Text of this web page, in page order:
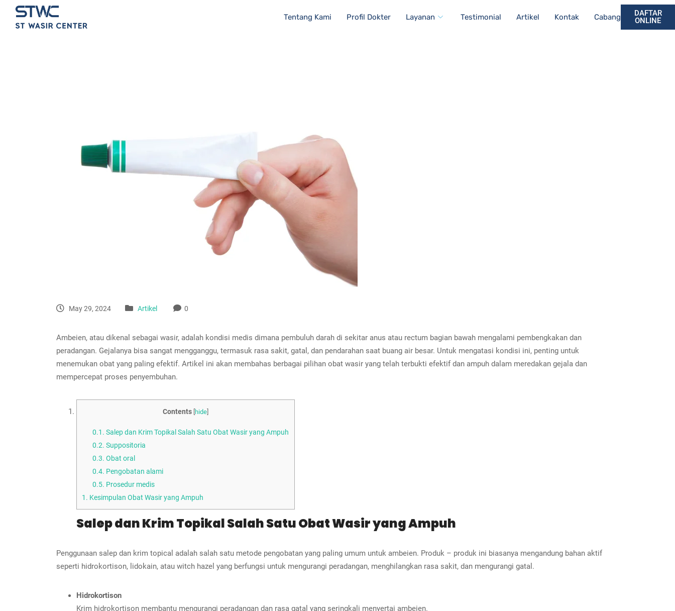
Tentang Kami Profil Dokter Layanan Testimonial Artikel Kontak Cabang
DAFTAR
ONLINE
May 29, 2024 Artikel 0
Ambeien, atau dikenal sebagai wasir, adalah kondisi medis dimana pembuluh darah di sekitar anus atau rectum bagian bawah mengalami pembengkakan dan
peradangan. Gejalanya bisa sangat mengganggu, termasuk rasa sakit, gatal, dan pendarahan saat buang air besar. Untuk mengatasi kondisi ini, penting untuk
menemukan obat yang paling efektif. Artikel ini akan membahas berbagai pilihan obat wasir yang telah terbukti efektif dan ampuh dalam meredakan gejala dan
mempercepat proses penyembuhan.
Contents [hide]
0.1. Salep dan Krim Topikal Salah Satu Obat Wasir yang Ampuh
0.2. Suppositoria
0.3. Obat oral
0.4. Pengobatan alami
0.5. Prosedur medis
1. Kesimpulan Obat Wasir yang Ampuh
Salep dan Krim Topikal Salah Satu Obat Wasir yang Ampuh
Penggunaan salep dan krim topical adalah salah satu metode pengobatan yang paling umum untuk ambeien. Produk – produk ini biasanya mengandung bahan aktif
seperti hidrokortison, lidokain, atau witch hazel yang berfungsi untuk mengurangi peradangan, menghilangkan rasa sakit, dan mengurangi gatal.
Hidrokortison
Krim hidrokortison membantu mengurangi peradangan dan rasa gatal yang seringkali menyertai ambeien.